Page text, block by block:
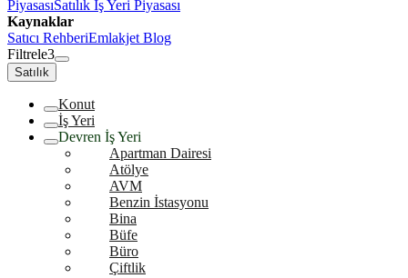
PiyasasıSatılık İş Yeri Piyasası
Kaynaklar
Satıcı RehberiEmlakjet Blog
Filtrele3
Satılık
Konut
İş Yeri
Devren İş Yeri
Apartman Dairesi
Atölye
AVM
Benzin İstasyonu
Bina
Büfe
Büro
Çiftlik